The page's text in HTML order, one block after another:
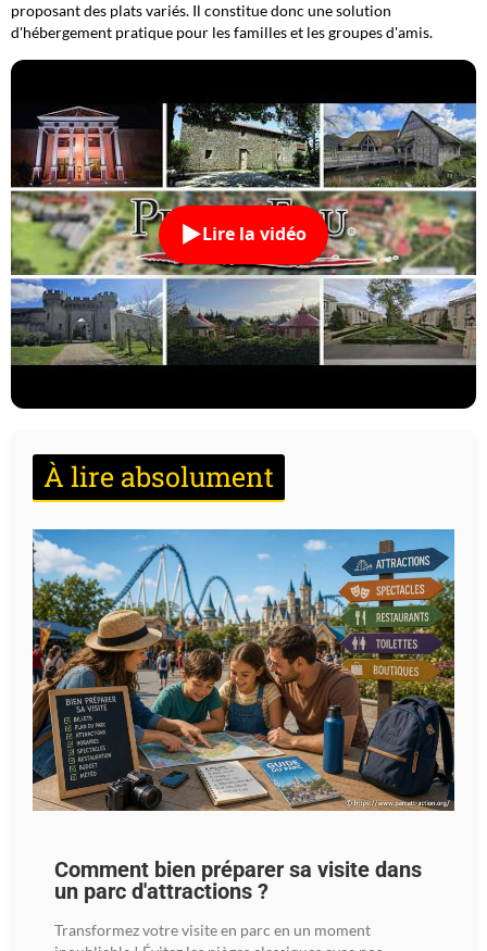
proposant des plats variés. Il constitue donc une solution
d'hébergement pratique pour les familles et les groupes d'amis.
Lire la vidéo
À lire absolument
Comment bien préparer sa visite dans
un parc d'attractions ?
Transformez votre visite en parc en un moment